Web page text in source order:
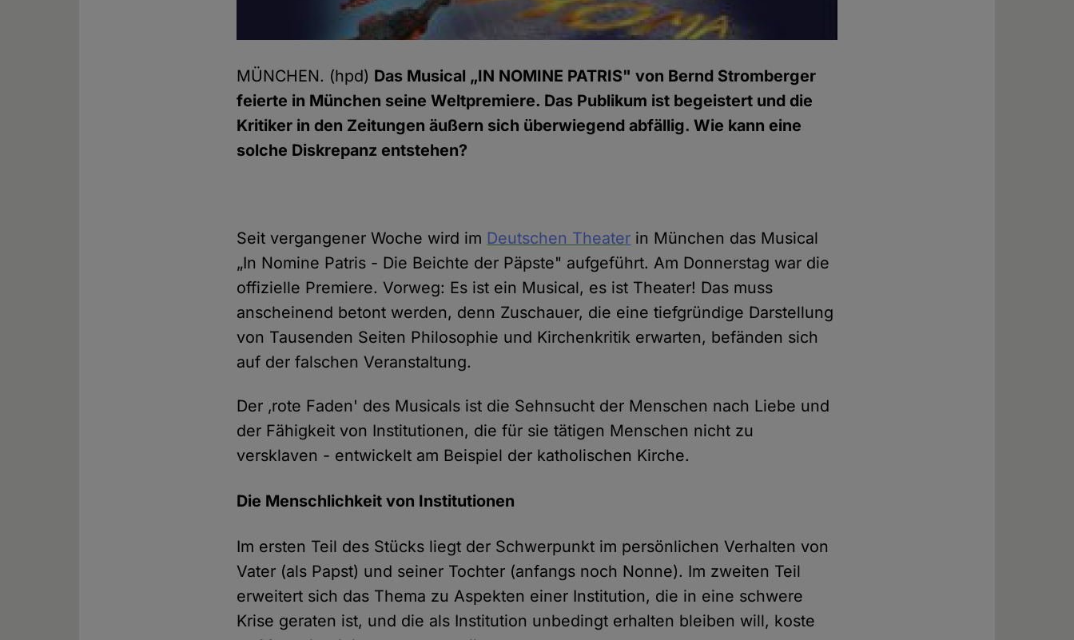
MÜNCHEN. (hpd) Das Musical „IN NOMINE PATRIS" von Bernd Stromberger
feierte in München seine Weltpremiere. Das Publikum ist begeistert und die
Kritiker in den Zeitungen äußern sich überwiegend abfällig. Wie kann eine
solche Diskrepanz entstehen?
Seit vergangener Woche wird im Deutschen Theater in München das Musical
„In Nomine Patris - Die Beichte der Päpste" aufgeführt. Am Donnerstag war die
offizielle Premiere. Vorweg: Es ist ein Musical, es ist Theater! Das muss
anscheinend betont werden, denn Zuschauer, die eine tiefgründige Darstellung
von Tausenden Seiten Philosophie und Kirchenkritik erwarten, befänden sich
auf der falschen Veranstaltung.
Der ‚rote Faden' des Musicals ist die Sehnsucht der Menschen nach Liebe und
der Fähigkeit von Institutionen, die für sie tätigen Menschen nicht zu
versklaven - entwickelt am Beispiel der katholischen Kirche.
Die Menschlichkeit von Institutionen
Im ersten Teil des Stücks liegt der Schwerpunkt im persönlichen Verhalten von
Vater (als Papst) und seiner Tochter (anfangs noch Nonne). Im zweiten Teil
erweitert sich das Thema zu Aspekten einer Institution, die in eine schwere
Krise geraten ist, und die als Institution unbedingt erhalten bleiben will, koste